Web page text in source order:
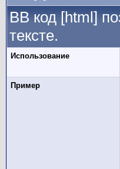
BB код [html]
тексте.
Использование
Пример